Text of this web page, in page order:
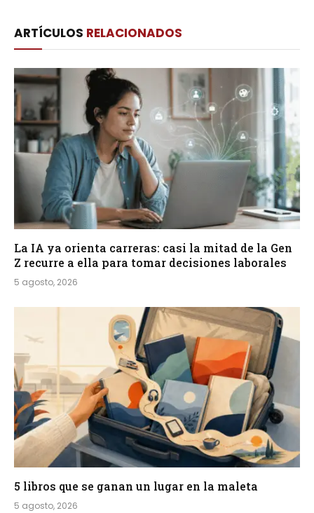
ARTÍCULOS RELACIONADOS
La IA ya orienta carreras: casi la mitad de la Gen
Z recurre a ella para tomar decisiones laborales
5 agosto, 2026
5 libros que se ganan un lugar en la maleta
5 agosto, 2026